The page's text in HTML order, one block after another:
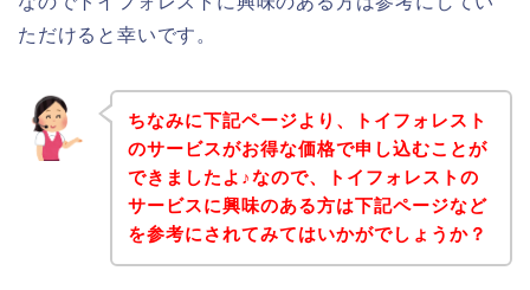
ただけると幸いです。
ちなみに下記ページより、トイフォレスト
のサービスがお得な価格で申し込むことが
できましたよ♪なので、トイフォレストの
サービスに興味のある方は下記ページなど
を参考にされてみてはいかがでしょうか？